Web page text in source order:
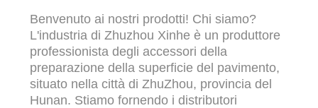
Benvenuto ai nostri prodotti! Chi siamo?
L'industria di Zhuzhou Xinhe è un produttore
professionista degli accessori della
preparazione della superficie del pavimento,
situato nella città di ZhuZhou, provincia del
Hunan. Stiamo fornendo i distributori